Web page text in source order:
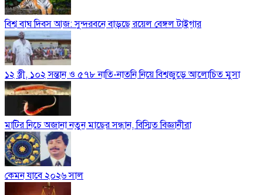
বিশ্ব বাঘ দিবস আজ: সুন্দরবনে বাড়ছে রয়েল বেঙ্গল টাইগার
১২ স্ত্রী, ১০২ সন্তান ও ৫৭৮ নাতি-নাতনি নিয়ে বিশ্বজুড়ে আলোচিত মুসা
মাটির নিচে অজানা নতুন মাছের সন্ধান, বিস্মিত বিজ্ঞানীরা
কেমন যাবে ২০২৬ সাল